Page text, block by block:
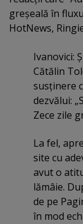
greşeală în
HotNews,
Ivanovici:
Cătălin
susţinere
dezvălui:
Zece zile
La fel,
site cu
avut o
lămâie.
de pe
în mod